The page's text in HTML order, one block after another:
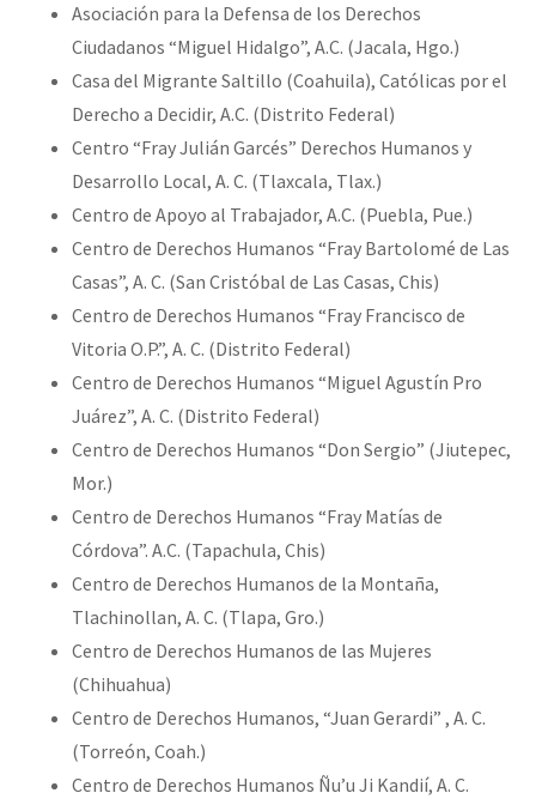
Asociación para la Defensa de los Derechos
Ciudadanos “Miguel Hidalgo”, A.C. (Jacala, Hgo.)
Casa del Migrante Saltillo (Coahuila), Católicas por el
Derecho a Decidir, A.C. (Distrito Federal)
Centro “Fray Julián Garcés” Derechos Humanos y
Desarrollo Local, A. C. (Tlaxcala, Tlax.)
Centro de Apoyo al Trabajador, A.C. (Puebla, Pue.)
Centro de Derechos Humanos “Fray Bartolomé de Las
Casas”, A. C. (San Cristóbal de Las Casas, Chis)
Centro de Derechos Humanos “Fray Francisco de
Vitoria O.P.”, A. C. (Distrito Federal)
Centro de Derechos Humanos “Miguel Agustín Pro
Juárez”, A. C. (Distrito Federal)
Centro de Derechos Humanos “Don Sergio” (Jiutepec,
Mor.)
Centro de Derechos Humanos “Fray Matías de
Córdova”. A.C. (Tapachula, Chis)
Centro de Derechos Humanos de la Montaña,
Tlachinollan, A. C. (Tlapa, Gro.)
Centro de Derechos Humanos de las Mujeres
(Chihuahua)
Centro de Derechos Humanos, “Juan Gerardi” , A. C.
(Torreón, Coah.)
Centro de Derechos Humanos Ñu’u Ji Kandií, A. C.